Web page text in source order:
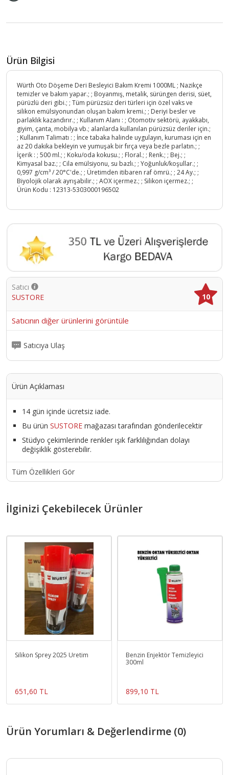
Ürün Bilgisi
Würth Oto Döşeme Deri Besleyici Bakım Kremi 1000ML ; Nazikçe
temizler ve bakım yapar.; ; Boyanmış, metalik, sürüngen derisi, süet,
pürüzlü deri gibi.; ; Tüm pürüzsüz deri türleri için özel vaks ve
silikon emülsiyonundan oluşan bakım kremi.; ; Deriyi besler ve
parlaklık kazandırır.; ; Kullanım Alanı : ; Otomotiv sektörü, ayakkabı,
giyim, çanta, mobilya vb.; alanlarda kullanılan pürüzsüz deriler için.;
; Kullanım Talimatı : ; İnce tabaka halinde uygulayın, kuruması için en
az 20 dakika bekleyin ve yumuşak bir fırça veya bezle parlatın.; ;
İçerik : ; 500 ml.; ; Koku/oda kokusu.; ; Floral.; ; Renk.; ; Bej.; ;
Kimyasal baz.; ; Cila emülsiyonu, su bazlı.; ; Yoğunluk/koşullar.; ;
0,997 g/cm³ / 20°C'de.; ; Üretimden itibaren raf ömrü.; ; 24 Ay.; ;
Biyolojik olarak ayrışabilir.; ; AOX içermez.; ; Silikon içermez.; ;
Ürün Kodu : 12313-5303000196502
Satıcı
SUSTORE
10
Satıcının diğer ürünlerini görüntüle
Satıcıya Ulaş
Ürün Açıklaması
14 gün içinde ücretsiz iade.
Bu ürün SUSTORE mağazası tarafından gönderilecektir
Stüdyo çekimlerinde renkler ışık farklılığından dolayı
değişiklik gösterebilir.
Tüm Özellikleri Gör
İlginizi Çekebilecek Ürünler
Silikon Sprey 2025 Üretim
651,60 TL
Benzin Enjektör Temizleyici
300ml
899,10 TL
Ürün Yorumları & Değerlendirme (0)